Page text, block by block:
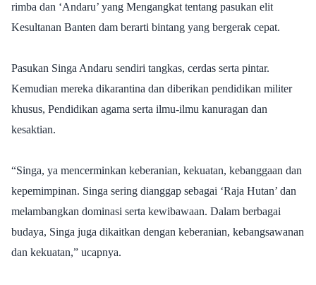
rimba dan ‘Andaru’ yang Mengangkat tentang pasukan elit
Kesultanan Banten dam berarti bintang yang bergerak cepat.
Pasukan Singa Andaru sendiri tangkas, cerdas serta pintar.
Kemudian mereka dikarantina dan diberikan pendidikan militer
khusus, Pendidikan agama serta ilmu-ilmu kanuragan dan
kesaktian.
“Singa, ya mencerminkan keberanian, kekuatan, kebanggaan dan
kepemimpinan. Singa sering dianggap sebagai ‘Raja Hutan’ dan
melambangkan dominasi serta kewibawaan. Dalam berbagai
budaya, Singa juga dikaitkan dengan keberanian, kebangsawanan
dan kekuatan,” ucapnya.